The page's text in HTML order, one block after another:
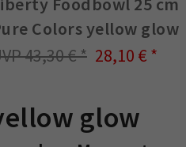
Colors yellow glow
43,30 €
28,10 €
glow